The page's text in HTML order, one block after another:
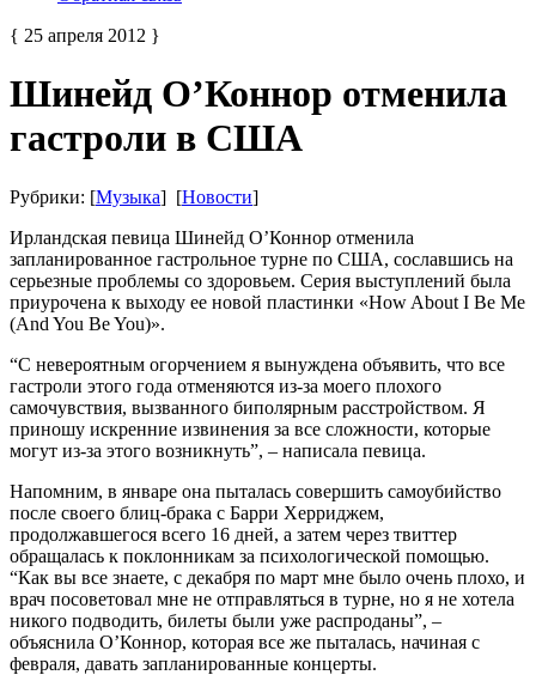
{ 25 апреля 2012 }
Шинейд О’Коннор отменила
гастроли в США
Рубрики: [Музыка] [Новости]
Ирландская певица Шинейд О’Коннор отменила
запланированное гастрольное турне по США, сославшись на
серьезные проблемы со здоровьем. Серия выступлений была
приурочена к выходу ее новой пластинки «How About I Be Me
(And You Be You)».
“С невероятным огорчением я вынуждена объявить, что все
гастроли этого года отменяются из-за моего плохого
самочувствия, вызванного биполярным расстройством. Я
приношу искренние извинения за все сложности, которые
могут из-за этого возникнуть”, – написала певица.
Напомним, в январе она пыталась совершить самоубийство
после своего блиц-брака с Барри Херриджем,
продолжавшегося всего 16 дней, а затем через твиттер
обращалась к поклонникам за психологической помощью.
“Как вы все знаете, с декабря по март мне было очень плохо, и
врач посоветовал мне не отправляться в турне, но я не хотела
никого подводить, билеты были уже распроданы”, –
объяснила О’Коннор, которая все же пыталась, начиная с
февраля, давать запланированные концерты.